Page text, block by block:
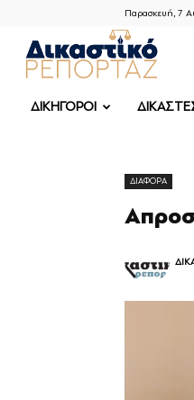
Παρασκευή, 7
ΔΙΚΗΓΟΡΟΙ
ΔΙΑΦΟΡΑ